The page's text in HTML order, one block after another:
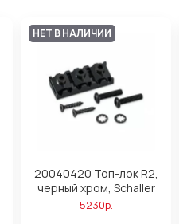
НЕТ В НАЛИЧИИ
20040420 Топ-лок R2,
черный хром, Schaller
5230р.